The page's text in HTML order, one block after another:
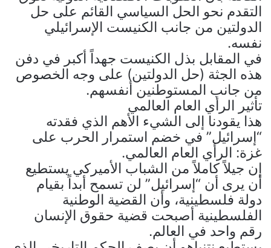
التقدم نحو الحل السياسي القائم على حل
الدولتين من جانب الكنيست الإسرائيلي
نفسه.
في المقابل بذل الكنيست جهداً أكبر في دفن
هذه الجثة (حل الدولتين) على وجه الخصوص
من جانب المستوطنين أنفسهم.
تأثير الرأي العام العالمي
هذا يقودنا إلى الشيء الأهم الذي فقدته
“إسرائيل” في خضم استمرار الحرب على
غزة: الرأي العام العالمي.
إن جيلاً كاملاً من الشباب الأميركي يستطيع
أن يرى أن “إسرائيل” لن تسمح أبداً بقيام
دولة فلسطينية، وأن القضية الوطنية
الفلسطينية أصبحت قضية حقوق الإنسان
رقم واحد في العالم.